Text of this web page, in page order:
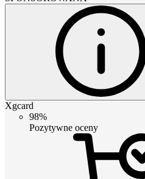
Xgcard
98%
Pozytywne oceny